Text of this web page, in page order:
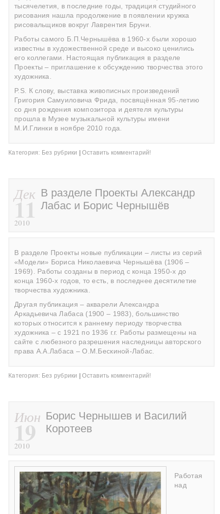
тысячелетия, в последние годы, традиция студийного
рисования нашла продолжение в появлении кружка
рисовальщиков вокруг Лаврентия Бруни.
Работы самого Б.П.Чернышёва в 1960-х были хорошо
известны в художественной среде и высоко ценились
его коллегами. Настоящая публикация в разделе
Проекты – приглашение к обсуждению творчества этого
художника.
P.S. К слову, выставка живописных произведений
Григория Самуиловича Фрида, посвящённая 95-летию
со дня рождения композитора и деятеля культуры
прошла в Музее музыкальной культуры имени
М.И.Глинки в ноябре 2010 года.
Категория: Без рубрики | Оставить комментарий!
Дек
11
2010
В разделе Проекты Александр
Лабас и Борис Чернышёв
В разделе Проекты новые публикации – листы из серий
«Модели» Бориса Николаевича Чернышёва (1906 –
1969). Работы созданы в период с конца 1950-х до
конца 1960-х годов, то есть, в последнее десятилетие
творчества художника.
Другая публикация – акварели Александра
Аркадьевича Лабаса (1900 – 1983), большинство
которых относится к раннему периоду творчества
художника – с 1921 по 1936 г.г. Работы размещены на
сайте с любезного разрешения наследницы авторского
права А.А.Лабаса – О.М.Бескиной-Лабас.
Категория: Без рубрики | Оставить комментарий!
Июн
19
2010
Борис Чернышев и Василий
Коротеев
Работая
над